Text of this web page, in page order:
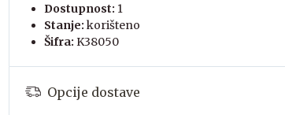
Dostupnost: 1
Stanje: korišteno
Šifra: K38050
Opcije dostave